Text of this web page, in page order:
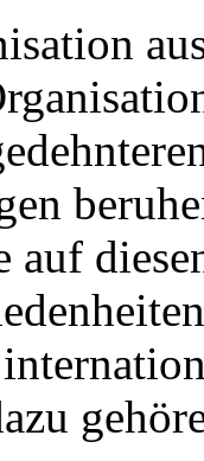
auf